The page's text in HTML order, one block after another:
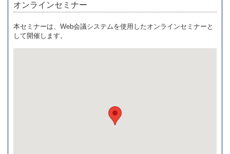
オンラインセミナー
本セミナーは、Web会議システムを使用したオンラインセミナーと
して開催します。